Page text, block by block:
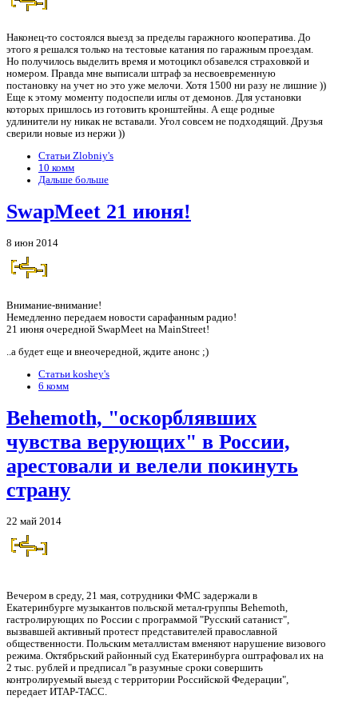
Наконец-то состоялся выезд за пределы гаражного кооператива. До
этого я решался только на тестовые катания по гаражным проездам.
Но получилось выделить время и мотоцикл обзавелся страховкой и
номером. Правда мне выписали штраф за несвоевременную
постановку на учет но это уже мелочи. Хотя 1500 ни разу не лишние ))
Еще к этому моменту подоспели иглы от демонов. Для установки
которых пришлось из готовить кронштейны. А еще родные
удлинители ну никак не вставали. Угол совсем не подходящий. Друзья
сверили новые из нержи ))
Статьи Zlobniy's
10 комм
Дальше больше
SwapMeet 21 июня!
8 июн 2014
Внимание-внимание!
Немедленно передаем новости сарафанным радио!
21 июня очередной SwapMeet на MainStreet!
..а будет еще и внеочередной, ждите анонс ;)
Статьи koshey's
6 комм
Behemoth, "оскорблявших
чувства верующих" в России,
арестовали и велели покинуть
страну
22 май 2014
Вечером в среду, 21 мая, сотрудники ФМС задержали в
Екатеринбурге музыкантов польской метал-группы Behemoth,
гастролирующих по России с программой "Русский сатанист",
вызвавшей активный протест представителей православной
общественности. Польским металлистам вменяют нарушение визового
режима. Октябрьский районный суд Екатеринбурга оштрафовал их на
2 тыс. рублей и предписал "в разумные сроки совершить
контролируемый выезд с территории Российской Федерации",
передает ИТАР-ТАСС.